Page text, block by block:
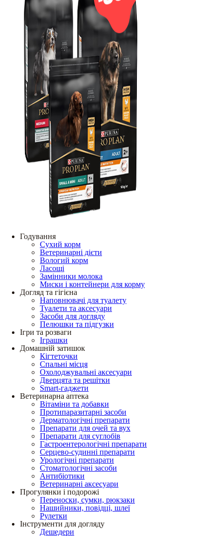
Годування
Сухий корм
Ветеринарні дієти
Вологий корм
Ласощі
Замінники молока
Миски і контейнери для корму
Догляд та гігієна
Наповнювачі для туалету
Туалети та аксесуари
Засоби для догляду
Пелюшки та підгузки
Ігри та розваги
Іграшки
Домашній затишок
Кігтеточки
Спальні місця
Охолоджувальні аксесуари
Дверцята та решітки
Smart-гаджети
Ветеринарна аптека
Вітаміни та добавки
Протипаразитарні засоби
Дерматологічні препарати
Препарати для очей та вух
Препарати для суглобів
Гастроентерологічні препарати
Серцево-судинні препарати
Урологічні препарати
Стоматологічні засоби
Антибіотики
Ветеринарні аксесуари
Прогулянки і подорожі
Переноски, сумки, рюкзаки
Нашийники, повідці, шлеї
Рулетки
Інструменти для догляду
Дешедери